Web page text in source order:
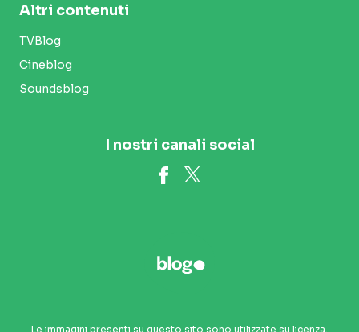
Altri contenuti
TVBlog
Cineblog
Soundsblog
I nostri canali social
Le immagini presenti su questo sito sono utilizzate su licenza.